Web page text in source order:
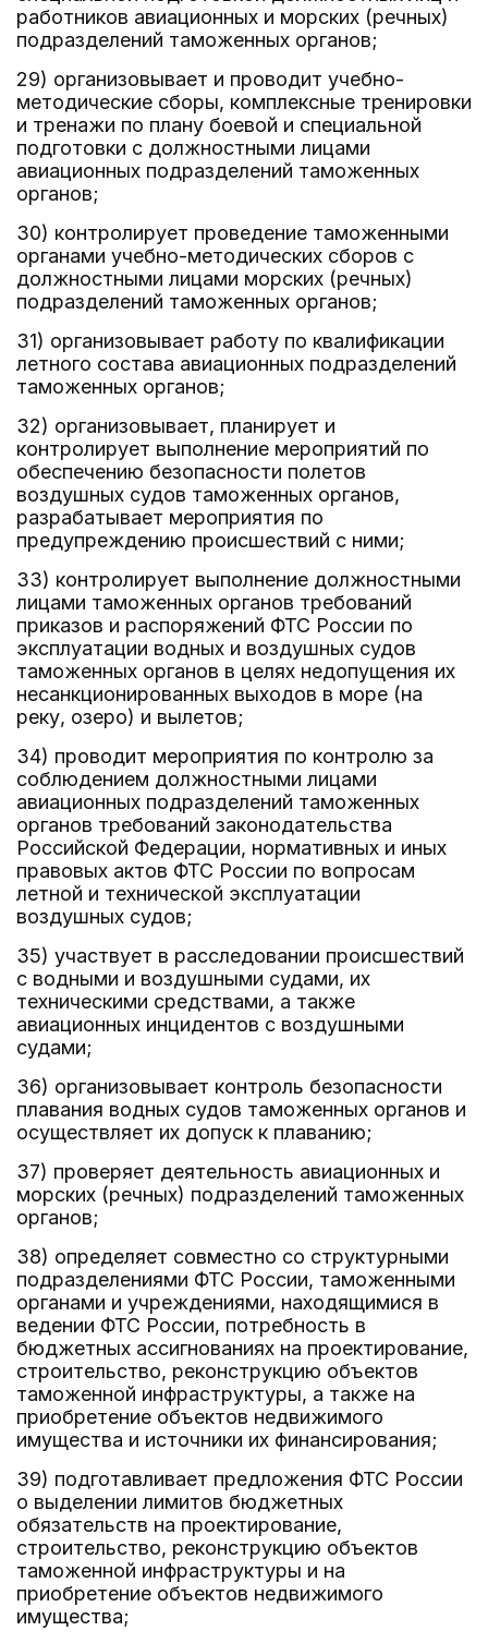
работников авиационных и морских (речных)
подразделений таможенных органов;
29) организовывает и проводит учебно-
методические сборы, комплексные тренировки
и тренажи по плану боевой и специальной
подготовки с должностными лицами
авиационных подразделений таможенных
органов;
30) контролирует проведение таможенными
органами учебно-методических сборов с
должностными лицами морских (речных)
подразделений таможенных органов;
31) организовывает работу по квалификации
летного состава авиационных подразделений
таможенных органов;
32) организовывает, планирует и
контролирует выполнение мероприятий по
обеспечению безопасности полетов
воздушных судов таможенных органов,
разрабатывает мероприятия по
предупреждению происшествий с ними;
33) контролирует выполнение должностными
лицами таможенных органов требований
приказов и распоряжений ФТС России по
эксплуатации водных и воздушных судов
таможенных органов в целях недопущения их
несанкционированных выходов в море (на
реку, озеро) и вылетов;
34) проводит мероприятия по контролю за
соблюдением должностными лицами
авиационных подразделений таможенных
органов требований законодательства
Российской Федерации, нормативных и иных
правовых актов ФТС России по вопросам
летной и технической эксплуатации
воздушных судов;
35) участвует в расследовании происшествий
с водными и воздушными судами, их
техническими средствами, а также
авиационных инцидентов с воздушными
судами;
36) организовывает контроль безопасности
плавания водных судов таможенных органов и
осуществляет их допуск к плаванию;
37) проверяет деятельность авиационных и
морских (речных) подразделений таможенных
органов;
38) определяет совместно со структурными
подразделениями ФТС России, таможенными
органами и учреждениями, находящимися в
ведении ФТС России, потребность в
бюджетных ассигнованиях на проектирование,
строительство, реконструкцию объектов
таможенной инфраструктуры, а также на
приобретение объектов недвижимого
имущества и источники их финансирования;
39) подготавливает предложения ФТС России
о выделении лимитов бюджетных
обязательств на проектирование,
строительство, реконструкцию объектов
таможенной инфраструктуры и на
приобретение объектов недвижимого
имущества;